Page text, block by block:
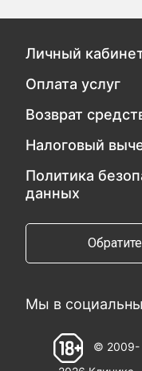
Личный
Оплата услуг
Возврат
Налоговый
Политика
данных
Мы в
© 2009-